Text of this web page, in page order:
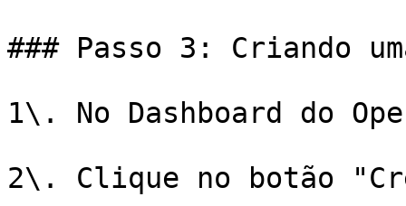
### Passo 3: Criando
1\. No Dashboard do
2\. Clique no botão